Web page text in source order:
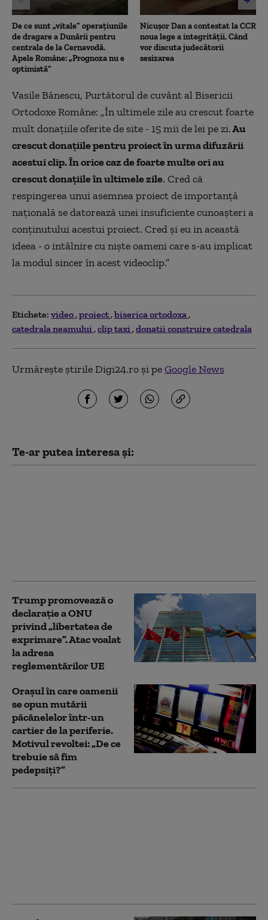
De ce sunt „vitale” operațiunile
de dragare a Dunării pentru
centrala de la Cernavodă.
Apele Române: „Prognoza nu e
optimistă”
Nicușor Dan a contestat la CCR
noua lege a integrității. Când
vor discuta judecătorii
sesizarea
Vasile Bănescu, Purtătorul de cuvânt al Bisericii
Ortodoxe Române: „În ultimele zile au crescut foarte
mult donaţiile oferite de site - 15 mii de lei pe zi.Au
crescut donaţiile pentru proiect în urma difuzării
acestui clip. În orice caz de foarte multe ori au
crescut donaţiile în ultimele zile. Cred că
respingerea unui asemnea proiect de importanță
naţională se datorează unei insuficiente cunoaşteri a
conținutului acestui proiect. Cred şi eu in această
ideea - o intâlnire cu nişte oameni care s-au implicat
la modul sincer în acest videoclip.”
Etichete: video proiect biserica ortodoxa
catedrala neamului clip taxi donatii construire catedrala
Urmărește știrile Digi24.ro și peGoogle News
Te-ar putea interesa și:
Trump promovează o
declarație a ONU
privind „libertatea de
exprimare”. Atac voalat
la adresa
reglementărilor UE
Orașul în care oamenii
se opun mutării
păcănelelor într-un
cartier de la periferie.
Motivul revoltei: „De ce
trebuie să fim
pedepsiți?”